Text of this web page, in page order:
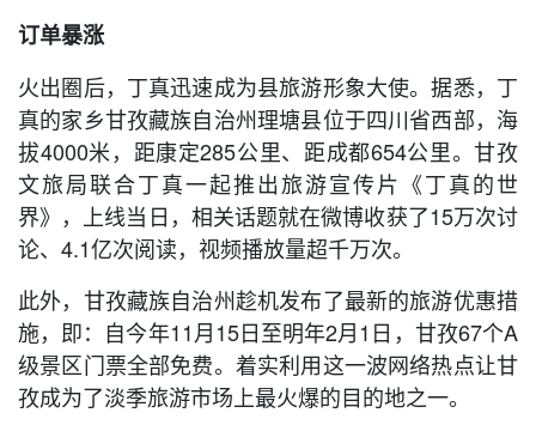
订单暴涨
火出圈后，丁真迅速成为县旅游形象大使。据悉，丁
真的家乡甘孜藏族自治州理塘县位于四川省西部，海
拔4000米，距康定285公里、距成都654公里。甘孜
文旅局联合丁真一起推出旅游宣传片《丁真的世
界》，上线当日，相关话题就在微博收获了15万次讨
论、4.1亿次阅读，视频播放量超千万次。
此外，甘孜藏族自治州趁机发布了最新的旅游优惠措
施，即：自今年11月15日至明年2月1日，甘孜67个A
级景区门票全部免费。着实利用这一波网络热点让甘
孜成为了淡季旅游市场上最火爆的目的地之一。